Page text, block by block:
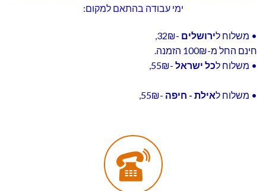
ימי עבודה בהתאם למקום:
• משלוח לירושלים -32₪,
חינם החל מ-100₪ הזמנה.
• משלוח לכל ישראל -55₪,
• משלוח לאילת - חיפה -55₪,